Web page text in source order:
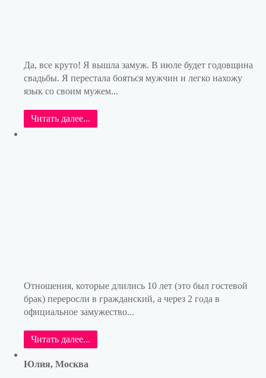
Да, все круто! Я вышла замуж. В июле будет годовщина
свадьбы. Я перестала бояться мужчин и легко нахожу
язык со своим мужем...
Читать далее...
Отношения, которые длились 10 лет (это был гостевой
брак) переросли в гражданский, а через 2 года в
официальное замужество...
Читать далее...
Юлия, Москва